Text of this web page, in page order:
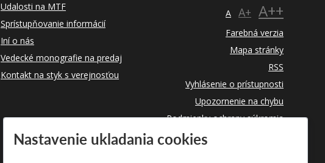
Udalosti na MTF
Sprístupňovanie informácií
Iní o nás
Vedecké monografie na predaj
Kontakt na styk s verejnosťou
A A+ A++
Farebná verzia
Mapa stránky
RSS
Vyhlásenie o prístupnosti
Upozornenie na chybu
Podmienky ochrany súkromia
Nastavenie ukladania cookies